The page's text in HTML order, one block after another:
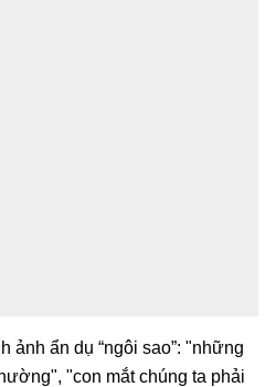
ảnh ẩn dụ “ngôi sao”: "những
"con mắt chúng ta phải